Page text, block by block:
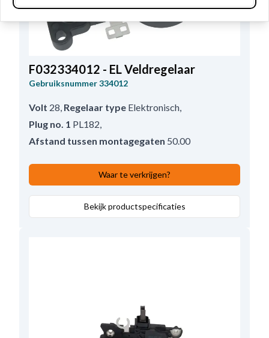
F032334012 - EL Veldregelaar
Gebruiksnummer334012
Volt 28, Regelaar type Elektronisch,
Plug no. 1 PL182,
Afstand tussen montagegaten 50.00
Waar te verkrijgen?
Bekijk productspecificaties